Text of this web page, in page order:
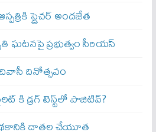
స్ట్రెచర్‌ అందజేత
ఘటనపై ప్రభుత్వం సీరియస్‌
దినోత్సవం
డ్రగ్‌ టెస్ట్‌లో పాజిటివ్‌?
దాతల చేయూత